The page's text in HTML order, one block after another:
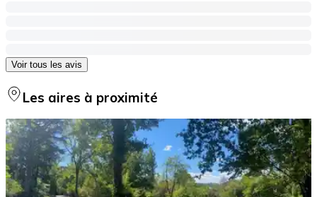
Voir tous les avis
Les aires à proximité